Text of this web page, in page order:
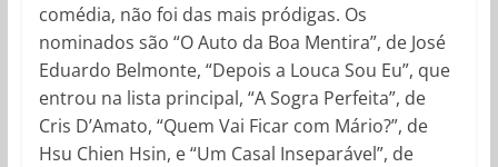
comédia, não foi das mais pródigas. Os
nominados são “O Auto da Boa Mentira”, de José
Eduardo Belmonte, “Depois a Louca Sou Eu”, que
entrou na lista principal, “A Sogra Perfeita”, de
Cris D’Amato, “Quem Vai Ficar com Mário?”, de
Hsu Chien Hsin, e “Um Casal Inseparável”, de